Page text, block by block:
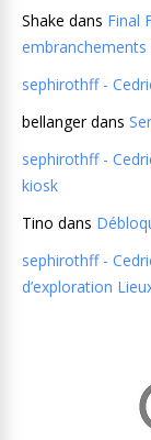
Shake dans Final
embranchements
sephirothff -
bellangerdans
sephirothff -
kiosk
Tino dans
sephirothff -
d’exploration